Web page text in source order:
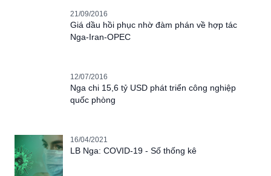
21/09/2016
Giá dầu hồi phục nhờ đàm phán về hợp tác
Nga-Iran-OPEC
12/07/2016
Nga chi 15,6 tỷ USD phát triển công nghiệp
quốc phòng
16/04/2021
LB Nga: COVID-19 - Số thống kê